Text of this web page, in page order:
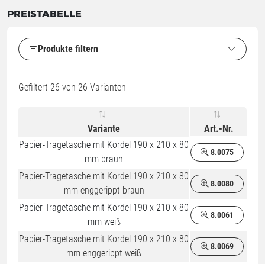
PREISTABELLE
Produkte filtern
Gefiltert 26 von 26 Varianten
Variante
Art.-Nr.
Papier-Tragetasche mit Kordel 190 x 210 x 80
mm braun
8.0075
Papier-Tragetasche mit Kordel 190 x 210 x 80
mm enggerippt braun
8.0080
Papier-Tragetasche mit Kordel 190 x 210 x 80
mm weiß
8.0061
Papier-Tragetasche mit Kordel 190 x 210 x 80
mm enggerippt weiß
8.0069